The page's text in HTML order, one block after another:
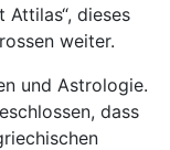
dieses
weiter.
und Astrologie.
dass